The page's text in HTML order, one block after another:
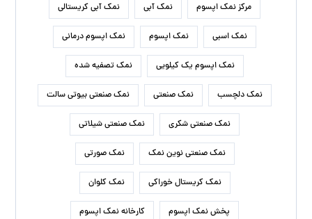
مرکز نمک اپسوم نمک آبی نمک آبی کریستالی
نمک اسبی نمک اپسوم نمک اپسوم درمانی
نمک اپسوم یک کیلویی نمک تصفیه شده
نمک دلچسب نمک صنعتی نمک صنعتی بیوتی سالت
نمک صنعتی شکری نمک صنعتی شیلاتی
نمک صنعتی نوین نمک نمک صورتی
نمک کریستال خوراکی نمک کلوان
پخش نمک اپسوم کارخانه نمک اپسوم